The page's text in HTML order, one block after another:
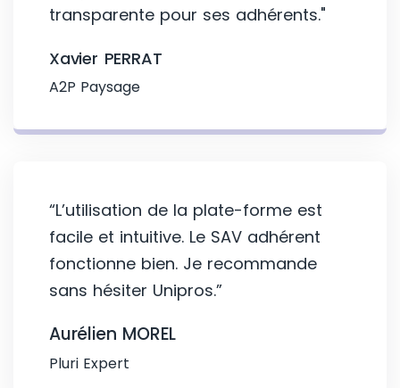
transparente pour ses adhérents."
Xavier PERRAT
A2P Paysage
“L’utilisation de la plate-forme est
facile et intuitive. Le SAV adhérent
fonctionne bien. Je recommande
sans hésiter Unipros.”
Aurélien MOREL
Pluri Expert